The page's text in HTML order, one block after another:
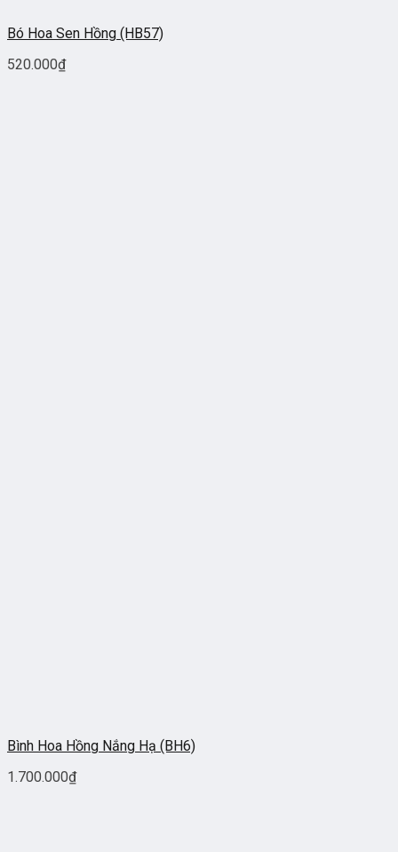
Bó Hoa Sen Hồng (HB57)
520.000₫
Bình Hoa Hồng Nắng Hạ (BH6)
1.700.000₫